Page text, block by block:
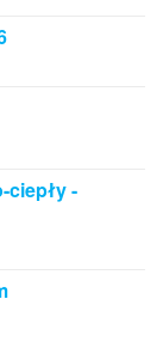
ciepły -